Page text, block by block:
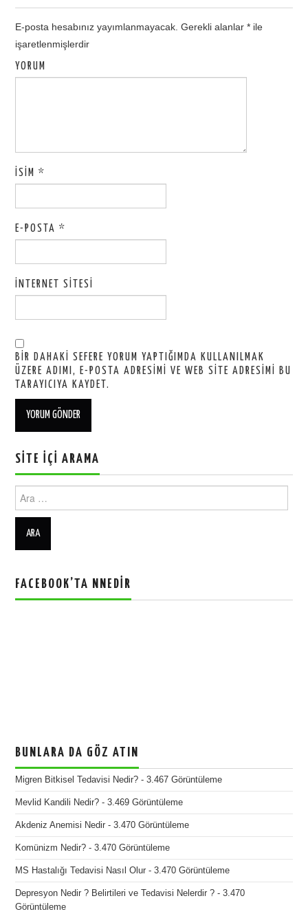
E-posta hesabınız yayımlanmayacak. Gerekli alanlar* ile
işaretlenmişlerdir
YORUM
İSIM*
E-POSTA*
İNTERNET SITESI
BIR DAHAKI SEFERE YORUM YAPTIĞIMDA KULLANILMAK
ÜZERE ADIMI, E-POSTA ADRESIMI VE WEB SITE ADRESIMI BU
TARAYICIYA KAYDET.
SITE İÇI ARAMA
Ara:
FACEBOOK’TA NNEDIR
BUNLARA DA GÖZ ATIN
Migren Bitkisel Tedavisi Nedir? - 3.467 Görüntüleme
Mevlid Kandili Nedir? - 3.469 Görüntüleme
Akdeniz Anemisi Nedir - 3.470 Görüntüleme
Komünizm Nedir? - 3.470 Görüntüleme
MS Hastalığı Tedavisi Nasıl Olur - 3.470 Görüntüleme
Depresyon Nedir ? Belirtileri ve Tedavisi Nelerdir ? - 3.470
Görüntüleme